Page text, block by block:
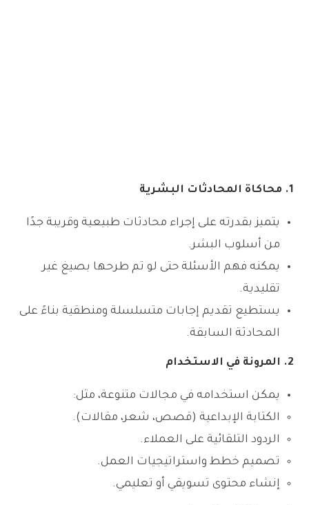
1. محاكاة المحادثات البشرية
يتميز بقدرته على إجراء محادثات طبيعية وقريبة جدًا
من أسلوب البشر.
يمكنه فهم الأسئلة حتى لو تم طرحها بصيغ غير
تقليدية.
يستطيع تقديم إجابات متسلسلة ومنطقية بناءً على
المحادثة السابقة.
2. المرونة في الاستخدام
يمكن استخدامه في مجالات متنوعة، مثل:
الكتابة الإبداعية (قصص، شعر، مقالات).
الردود التلقائية على العملاء.
تصميم خطط واستراتيجيات العمل.
إنشاء محتوى تسويقي أو تعليمي.